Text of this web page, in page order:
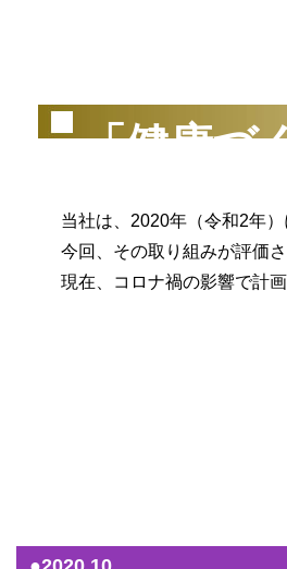
「健康づ
当社は、2020年（令和2年）
今回、その取り組みが評価
現在、コロナ禍の影響で計